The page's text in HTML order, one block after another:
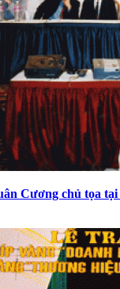
Cương chủ tọa